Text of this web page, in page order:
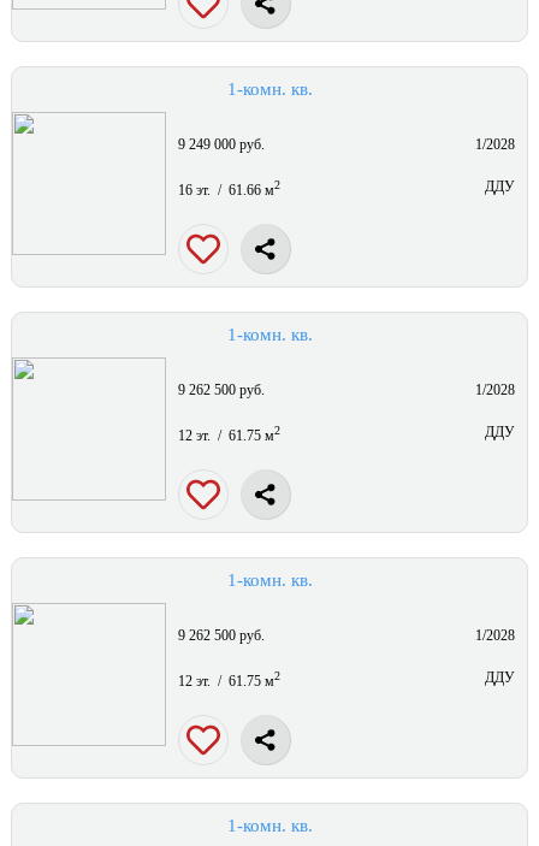
1-комн. кв.
9 249 000 руб. 1/2028
16 эт. / 61.66 м2 ДДУ
1-комн. кв.
9 262 500 руб. 1/2028
12 эт. / 61.75 м2 ДДУ
1-комн. кв.
9 262 500 руб. 1/2028
12 эт. / 61.75 м2 ДДУ
1-комн. кв.